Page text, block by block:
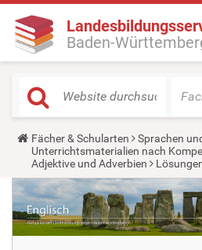
Baden-
Y
o
u
a
e
h
e
r
Fächer & Schularten Sprachen
Unterrichtsmaterialien nach
Adjektive und Adverbien